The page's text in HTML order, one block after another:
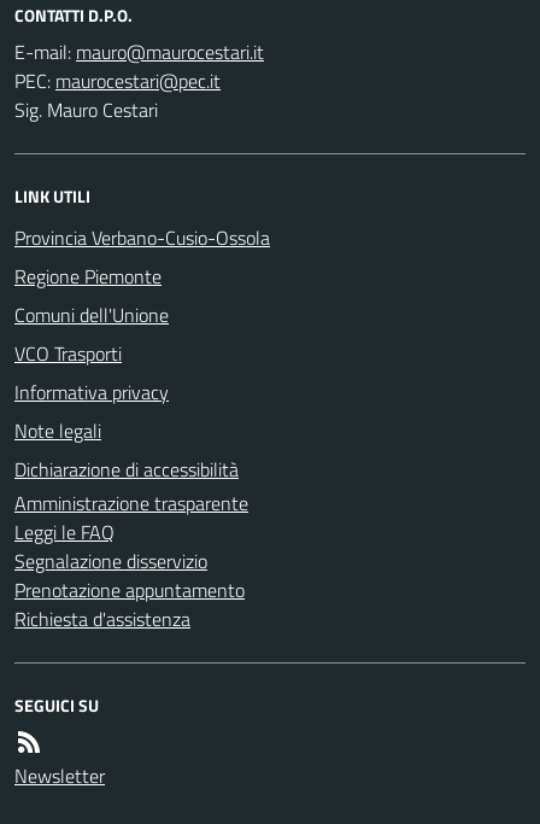
CONTATTI D.P.O.
E-mail:
PEC:
Sig. Mauro Cestari
LINK UTILI
Provincia Verbano-Cusio-Ossola
Regione Piemonte
Comuni dell'Unione
VCO Trasporti
Informativa privacy
Note legali
Dichiarazione di accessibilità
Amministrazione trasparente
Leggi le FAQ
Segnalazione disservizio
Prenotazione appuntamento
Richiesta d'assistenza
SEGUICI SU
Newsletter